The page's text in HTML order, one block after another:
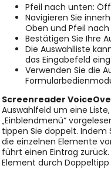
Pfeil nach unten:
Navigieren Sie
Oben und Pfeil nach
Bestätigen Sie Ihre
Die Auswahlliste
das Eingabefeld
Verwenden Sie die
Screenreader
Auswahlfeld um eine
„Einblendmenü“
tippen Sie doppelt. Indem
die einzelnen Elemente
führt einen Eintrag
Element durch Doppeltipp